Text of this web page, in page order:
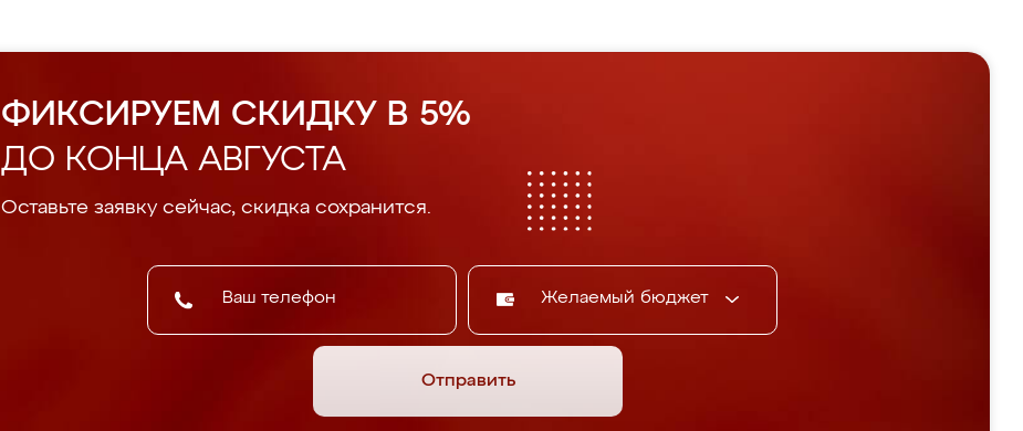
ФИКСИРУЕМ СКИДКУ В 5%
ДО КОНЦА АВГУСТА
Оставьте заявку сейчас, скидка сохранится.
Желаемый бюджет
Отправить